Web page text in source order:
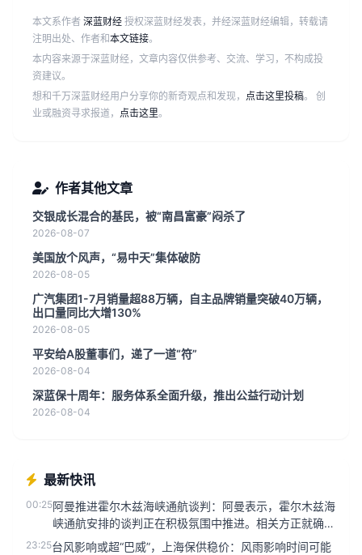
本文系作者 深蓝财经 授权深蓝财经发表，并经深蓝财经编辑，转载请
注明出处、作者和本文链接。
本内容来源于深蓝财经，文章内容仅供参考、交流、学习，不构成投
资建议。
想和千万深蓝财经用户分享你的新奇观点和发现， 点击这里投稿。 创
业或融资寻求报道， 点击这里。
作者其他文章
交银成长混合的基民，被“南昌富豪”闷杀了
2026-08-07
美国放个风声，“易中天”集体破防
2026-08-05
广汽集团1-7月销量超88万辆，自主品牌销量突破40万辆，
出口量同比大增130%
2026-08-05
平安给A股董事们，递了一道“符”
2026-08-04
深蓝保十周年：服务体系全面升级，推出公益行动计划
2026-08-04
最新快讯
00:25阿曼推进霍尔木兹海峡通航谈判：阿曼表示，霍尔木兹海
峡通航安排的谈判正在积极氛围中推进。相关方正就确保
该地区航运安全与畅通...
23:25台风影响或超“巴威”，上海保供稳价：风雨影响时间可能